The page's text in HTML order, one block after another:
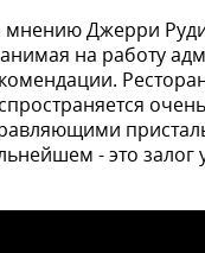
Джерри
на работу
- это